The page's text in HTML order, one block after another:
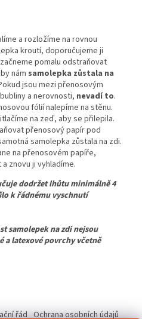
a rozložíme na rovnou
kroutí, doporučujeme ji
pomalu odstraňovat
nám samolepka zůstala na
jsou mezi přenosovým
a nerovnosti, nevadí to.
fólií nalepíme na stěnu.
na zeď, aby se přilepila.
přenosový papír pod
samolepka zůstala na zdi.
na přenosovém papíře,
znovu ji vyhladíme.
dodržet lhůtu minimálně 4
k řádnému vyschnutí
na zdi nejsou
a latexové povrchy včetně
řád Ochrana osobních údajů